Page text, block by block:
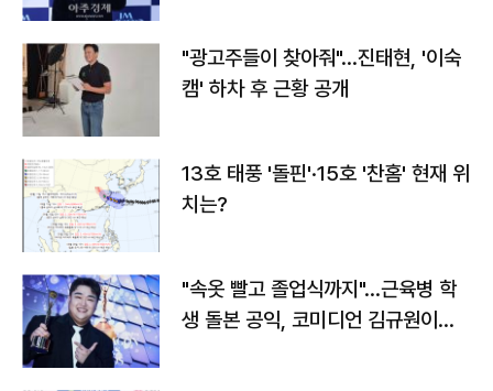
"광고주들이 찾아줘"…진태현, '이숙
캠' 하차 후 근황 공개
13호 태풍 '돌핀'·15호 '찬홈' 현재 위
치는?
"속옷 빨고 졸업식까지"…근육병 학
생 돌본 공익, 코미디언 김규원이었